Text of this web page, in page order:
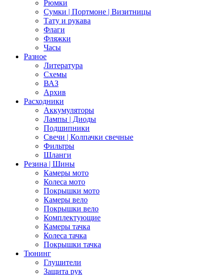
Рюмки
Сумки | Портмоне | Визитницы
Тату и рукава
Флаги
Фляжки
Часы
Разное
Литература
Схемы
ВАЗ
Архив
Расходники
Аккумуляторы
Лампы | Диоды
Подшипники
Свечи | Колпачки свечные
Фильтры
Шланги
Резина | Шины
Камеры мото
Колеса мото
Покрышки мото
Камеры вело
Покрышки вело
Комплектующие
Камеры тачка
Колеса тачка
Покрышки тачка
Тюнинг
Глушители
Защита рук